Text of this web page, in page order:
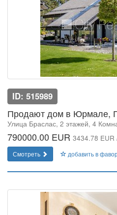
ID: 515989
Продают дом в Юрмале,
Улица Браслас, 2 этажей, 4
790000.00 EUR 3434.78 EUR
Смотреть добавить в